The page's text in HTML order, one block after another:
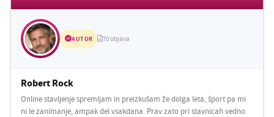
AUTOR 70 objava
Robert Rock
Online stavljenje spremljam in preizkušam že dolga leta, šport pa mi
ni le zanimanje, ampak del vsakdana. Prav zato pri stavnicah vedno